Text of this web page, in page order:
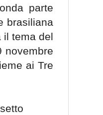
parte
brasiliana
il tema del
novembre
ai Tre